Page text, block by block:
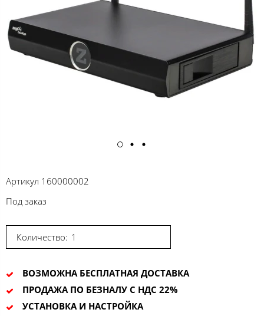
Артикул 160000002
Под заказ
Количество:
ВОЗМОЖНА БЕСПЛАТНАЯ ДОСТАВКА
ПРОДАЖА ПО БЕЗНАЛУ С НДС 22%
УСТАНОВКА И НАСТРОЙКА